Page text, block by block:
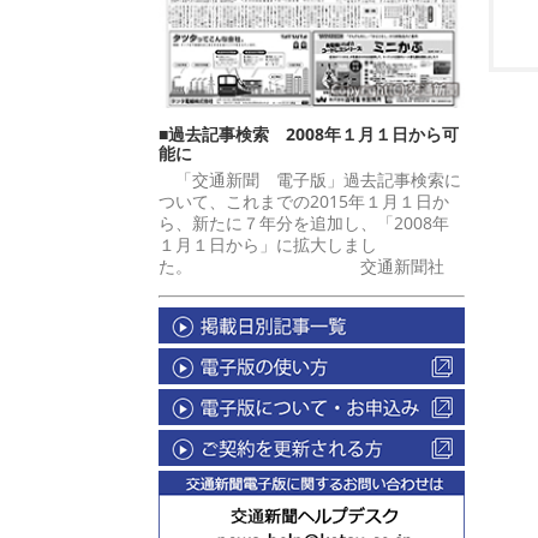
■過去記事検索 2008年１月１日から可
能に
「交通新聞 電子版」過去記事検索に
ついて、これまでの2015年１月１日か
ら、新たに７年分を追加し、「2008年
１月１日から」に拡大しまし
た。 交通新聞社